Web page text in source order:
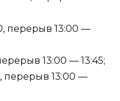
перерыв 13:00 —
13:00 — 13:45;
перерыв 13:00 —